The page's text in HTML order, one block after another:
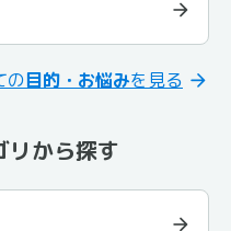
の目的・お悩みを見る
リから探す